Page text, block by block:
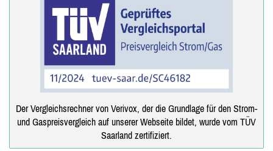
Der Vergleichsrechner von Verivox, der die Grundlage für den Strom-
und Gaspreisvergleich auf unserer Webseite bildet, wurde vom TÜV
Saarland zertifiziert.